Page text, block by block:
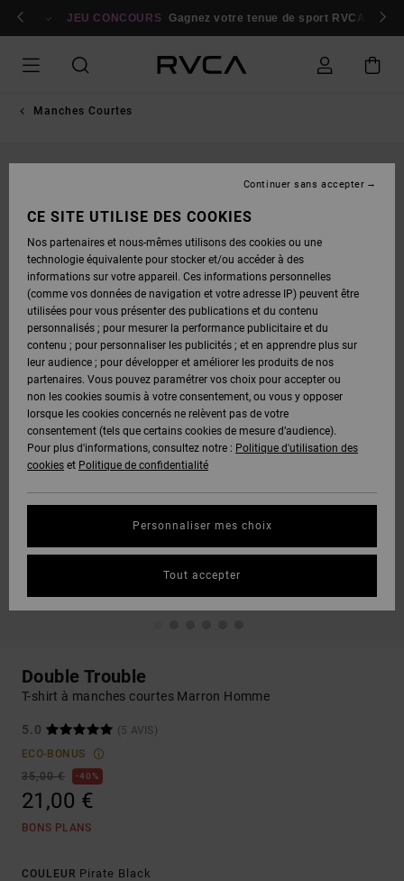
Se connecter / s'inscrire
JEU CONCOURS Gagnez votre tenue de sport RVCA
Manches Courtes
Double Trouble
T-shirt à manches courtes Marron Homme
5.0
(5 AVIS)
ECO-BONUS
35,00 €
40%
21,00 €
BONS PLANS
COULEUR Pirate Black
CE SITE UTILISE DES COOKIES
Nos partenaires et nous-mêmes utilisons des cookies ou une
technologie équivalente pour stocker et/ou accéder à des
informations sur votre appareil. Ces informations personnelles
(comme vos données de navigation et votre adresse IP) peuvent être
utilisées pour vous présenter des publications et du contenu
personnalisés ; pour mesurer la performance publicitaire et du
contenu ; pour personnaliser les publicités ; et en apprendre plus sur
leur audience ; pour développer et améliorer les produits de nos
partenaires. Vous pouvez paramétrer vos choix pour accepter ou
non les cookies soumis à votre consentement, ou vous y opposer
lorsque les cookies concernés ne relèvent pas de votre
consentement (tels que certains cookies de mesure d’audience).
Pour plus d'informations, consultez notre : Politique d'utilisation des
cookies et Politique de confidentialité
Personnaliser mes choix
Continuer sans accepter
Tout accepter